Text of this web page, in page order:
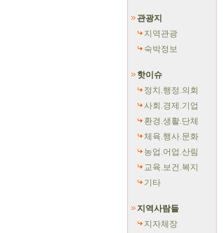
관광지
지역관광
숙박정보
핫이슈
정치.행정.의회
사회.경제.기업
환경.생활.단체
체육.행사.문화
농업.어업.산림
교육.보건.복지
기타
지역사람들
지자체장